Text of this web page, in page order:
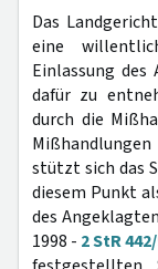
Das
eine
Einlassung
dafür zu
durch die
stützt sich das
diesem Punkt
des
1998 - 2 StR